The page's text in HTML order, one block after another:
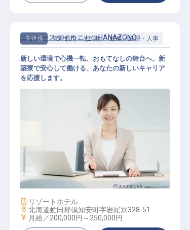
正社員 管理部門・その他 総務・経理・人事
総務スタッフ
ニッコースタイルニセコHANAZONO
新しい環境で心機一転、おもてなしの舞台へ。新
築寮で安心して働ける、あなたの新しいキャリア
を応援します。
施設業態
リゾートホテル
勤務地
北海道虻田郡倶知安町字岩尾別328-51
給与
月給／200,000円～ 250,000円